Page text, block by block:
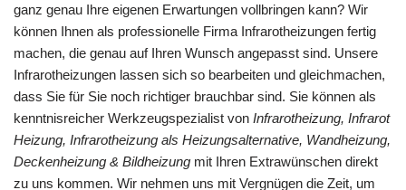
ganz genau Ihre eigenen Erwartungen vollbringen kann? Wir
können Ihnen als professionelle Firma Infrarotheizungen fertig
machen, die genau auf Ihren Wunsch angepasst sind. Unsere
Infrarotheizungen lassen sich so bearbeiten und gleichmachen,
dass Sie für Sie noch richtiger brauchbar sind. Sie können als
kenntnisreicher Werkzeugspezialist von Infrarotheizung, Infrarot
Heizung, Infrarotheizung als Heizungsalternative, Wandheizung,
Deckenheizung & Bildheizung mit Ihren Extrawünschen direkt
zu uns kommen. Wir nehmen uns mit Vergnügen die Zeit, um